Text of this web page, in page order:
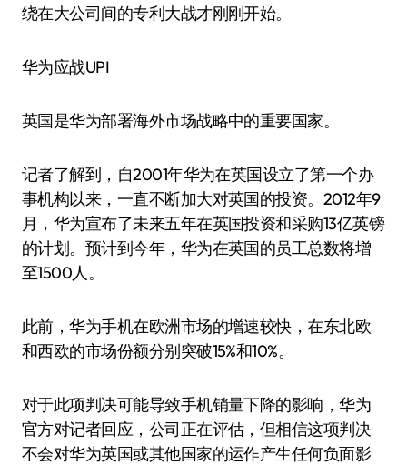
绕在大公司间的专利大战才刚刚开始。
华为应战UPI
英国是华为部署海外市场战略中的重要国家。
记者了解到，自2001年华为在英国设立了第一个办
事机构以来，一直不断加大对英国的投资。2012年9
月，华为宣布了未来五年在英国投资和采购13亿英镑
的计划。预计到今年，华为在英国的员工总数将增
至1500人。
此前，华为手机在欧洲市场的增速较快，在东北欧
和西欧的市场份额分别突破15%和10%。
对于此项判决可能导致手机销量下降的影响，华为
官方对记者回应，公司正在评估，但相信这项判决
不会对华为英国或其他国家的运作产生任何负面影